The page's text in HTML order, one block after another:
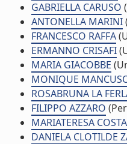
GABRIELLA CARUSO
ANTONELLA MARINI
FRANCESCO RAFFA
ERMANNO CRISAFI
MARIA GIACOBBE
MONIQUE
ROSABRUNA LA
FILIPPO AZZARO
MARIATERESA
DANIELA CLOTILDE